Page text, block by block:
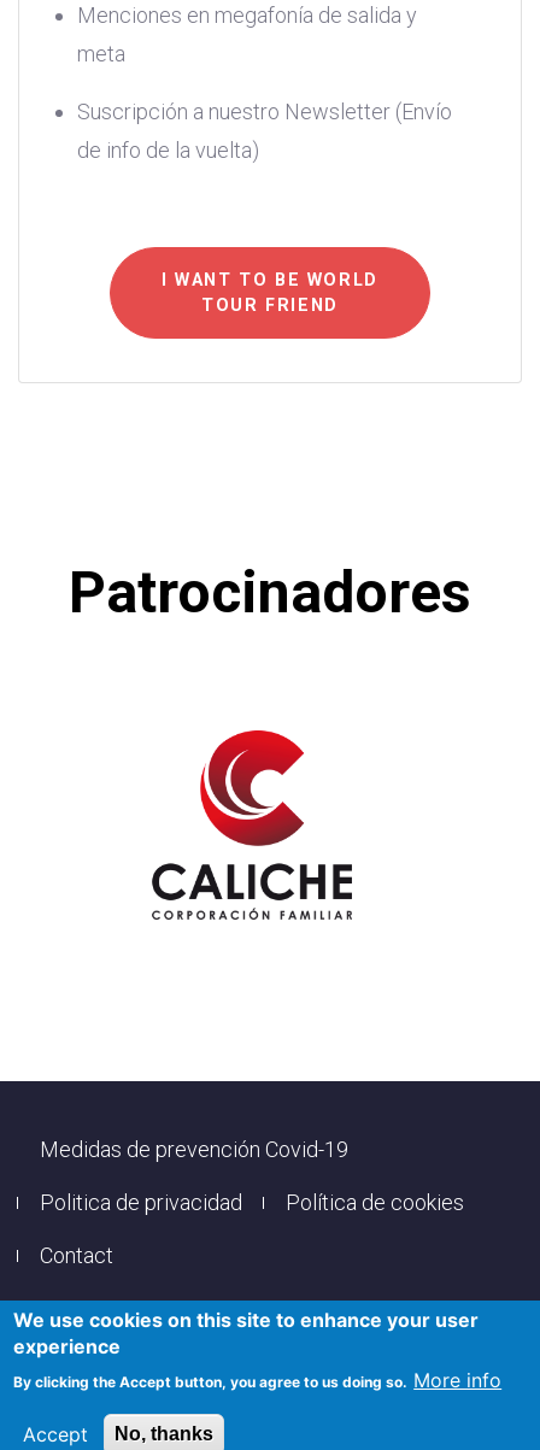
Menciones en megafonía de salida y
meta
Suscripción a nuestro Newsletter (Envío
de info de la vuelta)
I WANT TO BE WORLD
TOUR FRIEND
Patrocinadores
Footer
Medidas de prevención Covid-19
Politica de privacidad Política de cookies
Contact
© Copyright
Hosting Sponsor:
We use cookies on this site to enhance your user
experience
By clicking the Accept button, you agree to us doing so. More info
Accept No, thanks